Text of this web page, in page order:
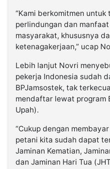
“Kami berkomitmen untuk
perlindungan dan
masyarakat, khususnya
ketenagakerjaan,” ucap
Lebih lanjut Novri
pekerja Indonesia sudah
BPJamsostek, tak
mendaftar lewat program
Upah).
“Cukup dengan
petani kita sudah dapat
Jaminan Kematian,
dan Jaminan Hari Tua